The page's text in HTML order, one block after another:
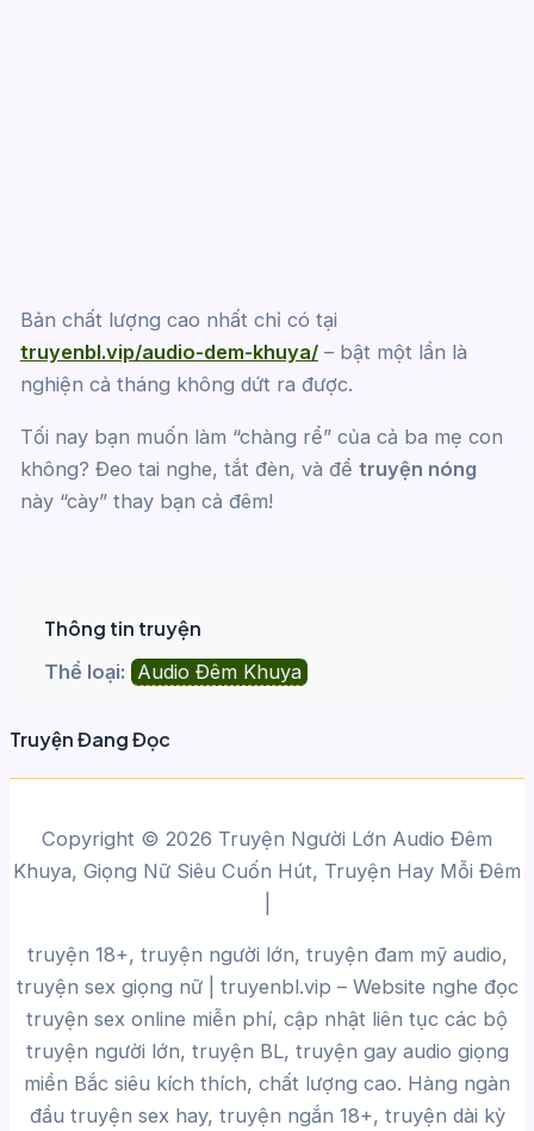
Bản chất lượng cao nhất chỉ có tại
truyenbl.vip/audio-dem-khuya/– bật một lần là
nghiện cả tháng không dứt ra được.
Tối nay bạn muốn làm “chàng rể” của cả ba mẹ con
không? Đeo tai nghe, tắt đèn, và để truyện nóng
này “cày” thay bạn cả đêm!
Thông tin truyện
Thể loại: Audio Đêm Khuya
Truyện Đang Đọc
Copyright © 2026 Truyện Người Lớn Audio Đêm
Khuya, Giọng Nữ Siêu Cuốn Hút, Truyện Hay Mỗi Đêm
truyện 18+, truyện người lớn, truyện đam mỹ audio,
truyện sex giọng nữ | truyenbl.vip – Website nghe đọc
truyện sex online miễn phí, cập nhật liên tục các bộ
truyện người lớn, truyện BL, truyện gay audio giọng
miền Bắc siêu kích thích, chất lượng cao. Hàng ngàn
đầu truyện sex hay, truyện ngắn 18+, truyện dài kỳ